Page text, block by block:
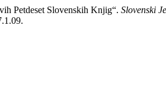
Petdeset Slovenskih Knjig“. Slovenski